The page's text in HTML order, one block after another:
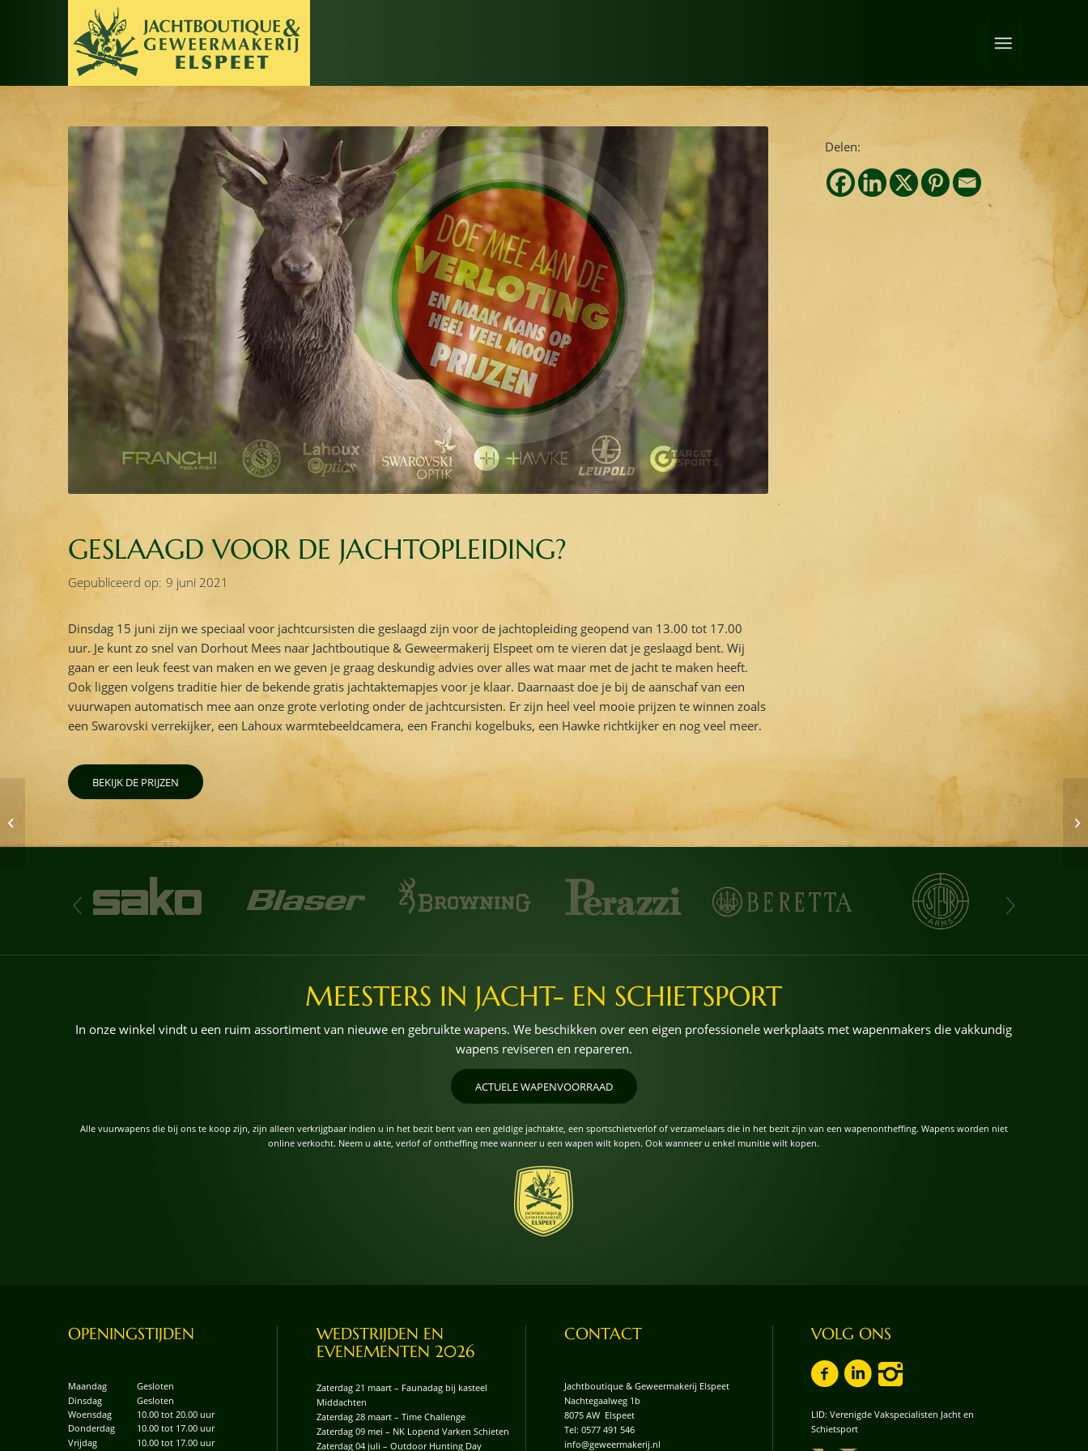
GESLAAGD VOOR DE JACHTOPLEIDING?
Gepubliceerd op: 9 juni 2021
Dinsdag 15 juni zijn we speciaal voor jachtcursisten die geslaagd zijn voor de jachtopleiding geopend van 13.00 tot 17.00
uur. Je kunt zo snel van Dorhout Mees naar Jachtboutique & Geweermakerij Elspeet om te vieren dat je geslaagd bent. Wij
gaan er een leuk feest van maken en we geven je graag deskundig advies over alles wat maar met de jacht te maken heeft.
Ook liggen volgens traditie hier de bekende gratis jachtaktemapjes voor je klaar. Daarnaast doe je bij de aanschaf van een
vuurwapen automatisch mee aan onze grote verloting onder de jachtcursisten. Er zijn heel veel mooie prijzen te winnen zoals
een Swarovski verrekijker, een Lahoux warmtebeeldcamera, een Franchi kogelbuks, een Hawke richtkijker en nog veel meer.
BEKIJK DE PRIJZEN
Delen:
MEESTERS IN JACHT- EN SCHIETSPORT
In onze winkel vindt u een ruim assortiment van nieuwe en gebruikte wapens. We beschikken over een eigen professionele werkplaats met wapenmakers die vakkundig
wapens reviseren en repareren.
ACTUELE WAPENVOORRAAD
Alle vuurwapens die bij ons te koop zijn, zijn alleen verkrijgbaar indien u in het bezit bent van een geldige jachtakte, een sportschietverlof of verzamelaars die in het bezit zijn van een wapenontheffing. Wapens worden niet
online verkocht. Neem u akte, verlof of ontheffing mee wanneer u een wapen wilt kopen. Ook wanneer u enkel munitie wilt kopen.
OPENINGSTIJDEN
Maandag
Gesloten
Dinsdag
Gesloten
Woensdag
10.00 tot 20.00 uur
Donderdag
10.00 tot 17.00 uur
Vrijdag
10.00 tot 17.00 uur
WEDSTRIJDEN EN
EVENEMENTEN 2026
Zaterdag 21 maart – Faunadag bij kasteel
Middachten
Zaterdag 28 maart – Time Challenge
Zaterdag 09 mei – NK Lopend Varken Schieten
Zaterdag 04 juli – Outdoor Hunting Day
CONTACT
Jachtboutique & Geweermakerij Elspeet
Nachtegaalweg 1b
8075 AW Elspeet
Tel: 0577 491 546
info@geweermakerij.nl
VOLG ONS
LID: Verenigde Vakspecialisten Jacht en
Schietsport